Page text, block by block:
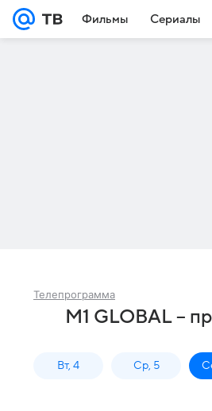
Фильмы Сериалы
Телепрограмма
M1 GLOBAL –
Вт, 4 Ср, 5